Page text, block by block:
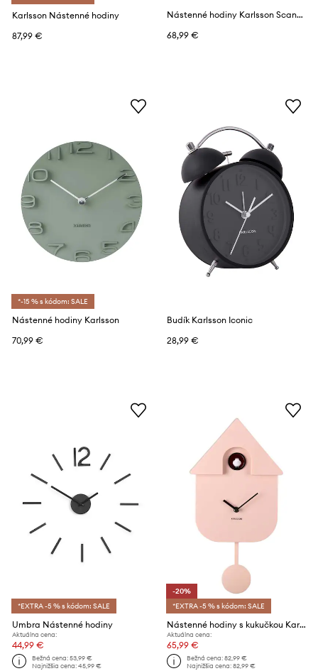
Karlsson Nástenné hodiny
87,99 €
Nástenné hodiny Karlsson Scandia
68,99 €
*-15 % s kódom: SALE
Nástenné hodiny Karlsson
70,99 €
Budík Karlsson Iconic
28,99 €
*EXTRA -5 % s kódom: SALE
Umbra Nástenné hodiny
Aktuálna cena:
44,99 €
Bežná cena:53,99 €
Najnižšia cena:45,99 €
-20%
*EXTRA -5 % s kódom: SALE
Nástenné hodiny s kukučkou Karlsson Modern Cuckoo 41 x 21,5 cm
Aktuálna cena:
65,99 €
Bežná cena:82,99 €
Najnižšia cena:82,99 €